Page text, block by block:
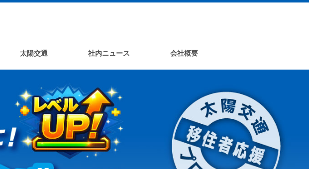
太陽交通 社内ニュース 会社概要